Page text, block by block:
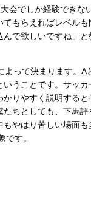
会でしか経験できな
もらえればレベル
で欲しいですね」
って決まります。
うことです。サッ
りやすく説明する
ちとしても、下馬
やはり苦しい場面
です。